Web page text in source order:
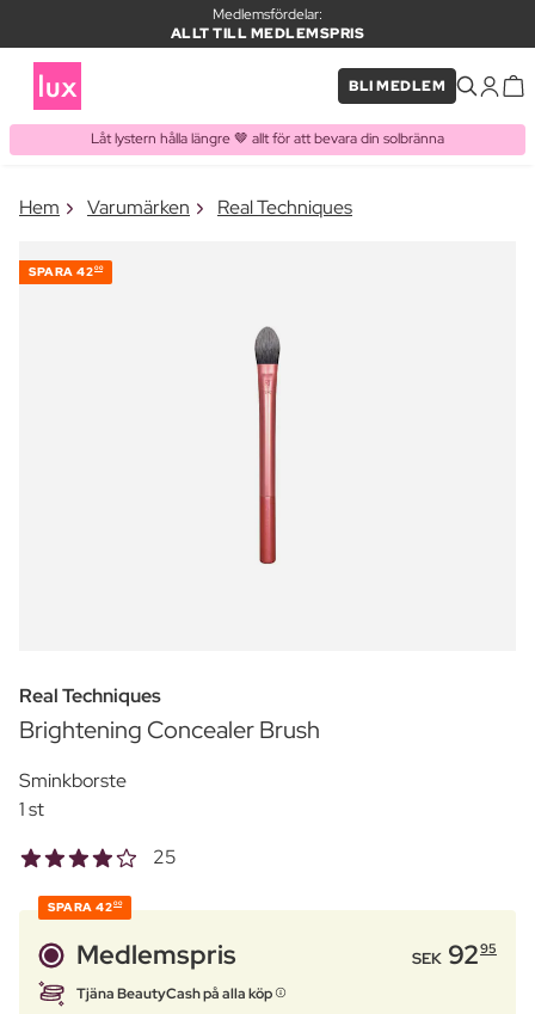
Medlemsfördelar:
ALLT TILL MEDLEMSPRIS
BLI MEDLEM
Låt lystern hålla längre 🤎 allt för att bevara din solbränna
PRODUKT I VARUKORGEN
Ofta köpt tillsammans med
Hem Varumärken Real Techniques
SPARA 4200
Real Techniques
Brightening Concealer Brush
Sminkborste
1 st
25
SPARA 4200
Medlemspris SEK 9295
Tjäna BeautyCash på alla köp